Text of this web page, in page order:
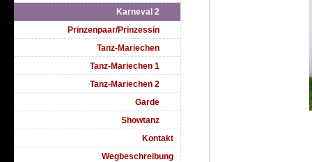
Karneval 2
Prinzenpaar/Prinzessin
Tanz-Mariechen
Tanz-Mariechen 1
Tanz-Mariechen 2
Garde
Showtanz
Kontakt
Wegbeschreibung